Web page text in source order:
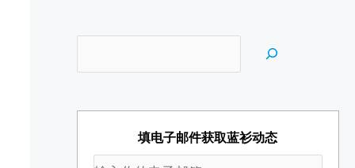
填电子邮件获取蓝衫动态